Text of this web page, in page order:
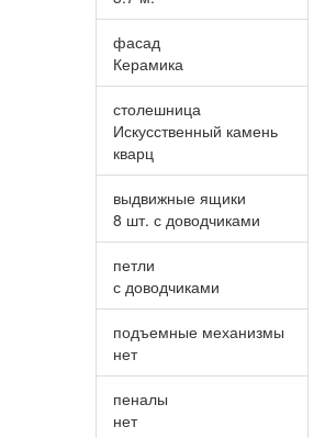
фасад
Керамика
столешница
Искусственный камень
кварц
выдвижные ящики
8 шт. с доводчиками
петли
с доводчиками
подъемные механизмы
нет
пеналы
нет